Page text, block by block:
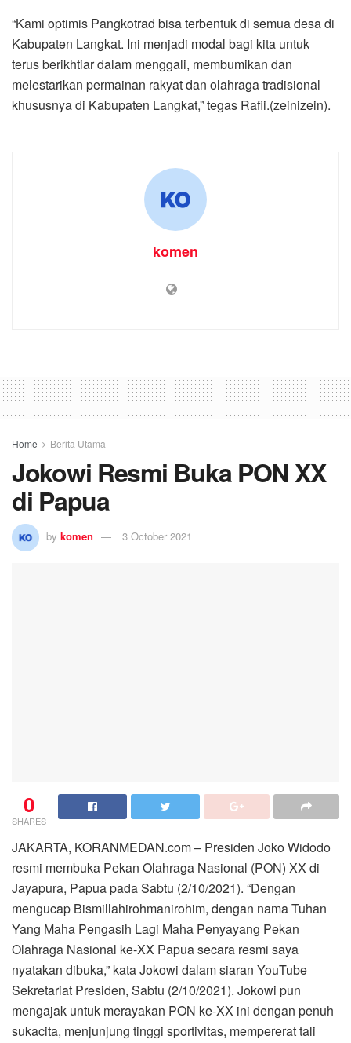
“Kami optimis Pangkotrad bisa terbentuk di semua desa di
Kabupaten Langkat. Ini menjadi modal bagi kita untuk
terus berikhtiar dalam menggali, membumikan dan
melestarikan permainan rakyat dan olahraga tradisional
khususnya di Kabupaten Langkat,” tegas Rafii.(zeinizein).
komen
Home Berita Utama
Jokowi Resmi Buka PON XX
di Papua
by komen 3 October 2021
0
SHARES
JAKARTA, KORANMEDAN.com – Presiden Joko Widodo
resmi membuka Pekan Olahraga Nasional (PON) XX di
Jayapura, Papua pada Sabtu (2/10/2021). “Dengan
mengucap Bismillahirohmanirohim, dengan nama Tuhan
Yang Maha Pengasih Lagi Maha Penyayang Pekan
Olahraga Nasional ke-XX Papua secara resmi saya
nyatakan dibuka,” kata Jokowi dalam siaran YouTube
Sekretariat Presiden, Sabtu (2/10/2021). Jokowi pun
mengajak untuk merayakan PON ke-XX ini dengan penuh
sukacita, menjunjung tinggi sportivitas, mempererat tali